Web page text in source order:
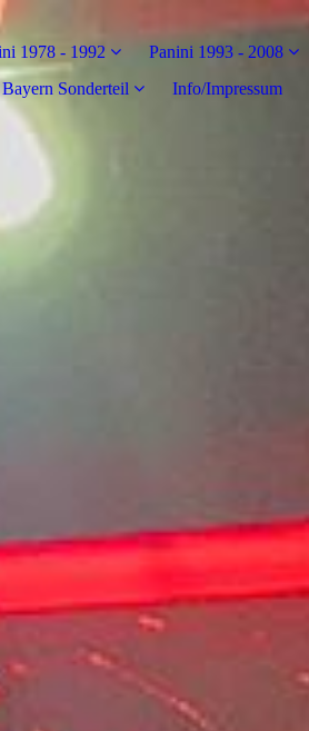
1978 - 1992 Panini 1993 - 2008
Sonderteil Info/Impressum